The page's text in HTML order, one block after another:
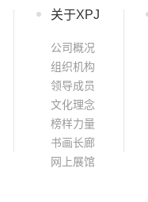
关于XPJ
公司概况
组织机构
领导成员
文化理念
榜样力量
书画长廊
网上展馆